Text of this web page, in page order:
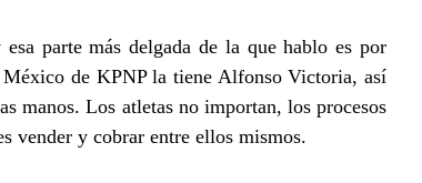
parte más delgada de la que hablo es por
de KPNP la tiene Alfonso Victoria, así
manos. Los atletas no importan, los procesos
vender y cobrar entre ellos mismos.